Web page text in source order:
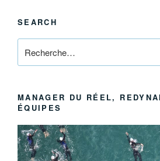
SEARCH
pour
MANAGER DU RÉEL,
ÉQUIPES
Lecteur
vidéo